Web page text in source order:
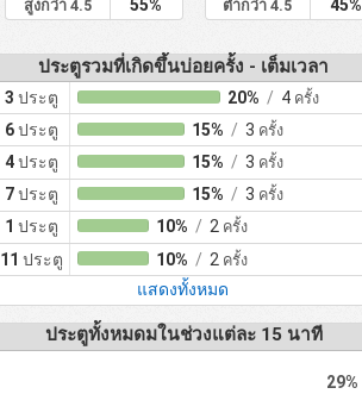
สูงกว่า 4.5 55% ต่ำกว่า 4.5 45%
ประตูรวมที่เกิดขึ้นบ่อยครั้ง - เต็มเวลา
3ประตู 20% / 4 ครั้ง
6ประตู 15% / 3 ครั้ง
4ประตู 15% / 3 ครั้ง
7ประตู 15% / 3 ครั้ง
1ประตู 10% / 2 ครั้ง
11ประตู 10% / 2 ครั้ง
แสดงทั้งหมด
ประตูทั้งหมดมในช่วงแต่ละ 15 นาที
29%